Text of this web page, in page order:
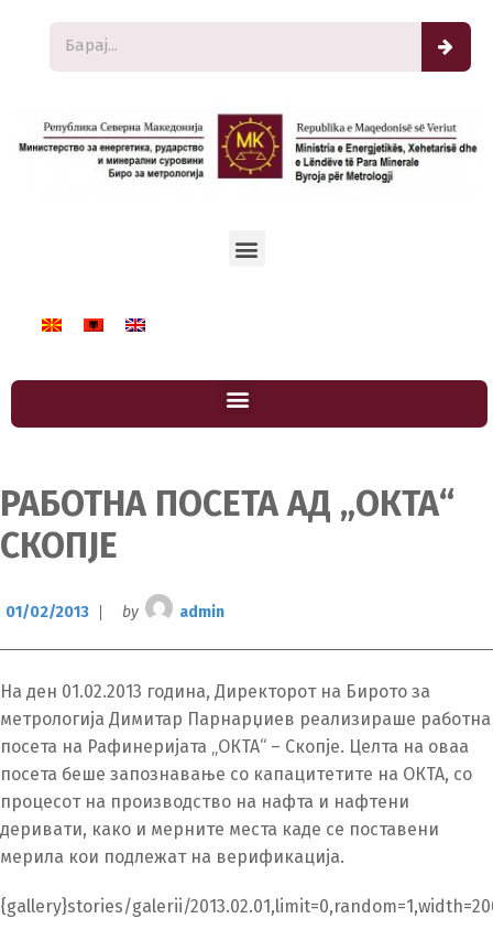
РАБОТНА ПОСЕТА АД „ОКТА“
СКОПЈЕ
01/02/2013 by admin
На ден 01.02.2013 година, Директорот на Бирото за
метрологија Димитар Парнарџиев реализираше работна
посета на Рафинеријата „ОКТА“ – Скопје. Целта на оваа
посета беше запознавање со капацитетите на ОКТА, со
процесот на производство на нафта и нафтени
деривати, како и мерните места каде се поставени
мерила кои подлежат на верификација.
{gallery}stories/galerii/